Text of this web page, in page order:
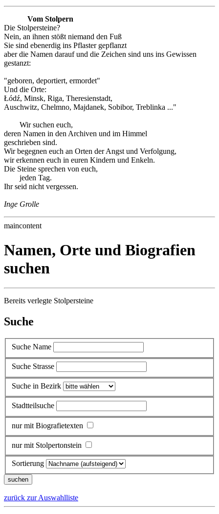
Vom Stolpern
Die Stolpersteine?
Nein, an ihnen stößt niemand den Fuß
Sie sind ebenerdig ins Pflaster gepflanzt
aber die Namen darauf und die Zeichen sind uns ins Gewissen
gestanzt:
"geboren, deportiert, ermordet"
Und die Orte:
Łódź, Minsk, Riga, Theresienstadt,
Auschwitz, Chelmno, Majdanek, Sobibor, Treblinka ..."
Wir suchen euch,
deren Namen in den Archiven und im Himmel
geschrieben sind.
Wir begegnen euch an Orten der Angst und Verfolgung,
wir erkennen euch in euren Kindern und Enkeln.
Die Steine sprechen von euch,
jeden Tag.
Ihr seid nicht vergessen.
Inge Grolle
maincontent
Namen, Orte und Biografien
suchen
Bereits verlegte Stolpersteine
Suche
Suche Name
Suche Strasse
Suche in Bezirk
Stadtteilsuche
nur mit Biografietexten
nur mit Stolpertonstein
Sortierung
zurück zur Auswahlliste